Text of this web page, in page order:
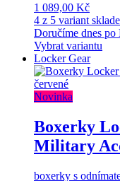
1 089,00 Kč
4 z 5 variant
Doručíme dnes po
Vybrat variantu
Locker Gear
Novinka
Boxerky
Military
boxerky s